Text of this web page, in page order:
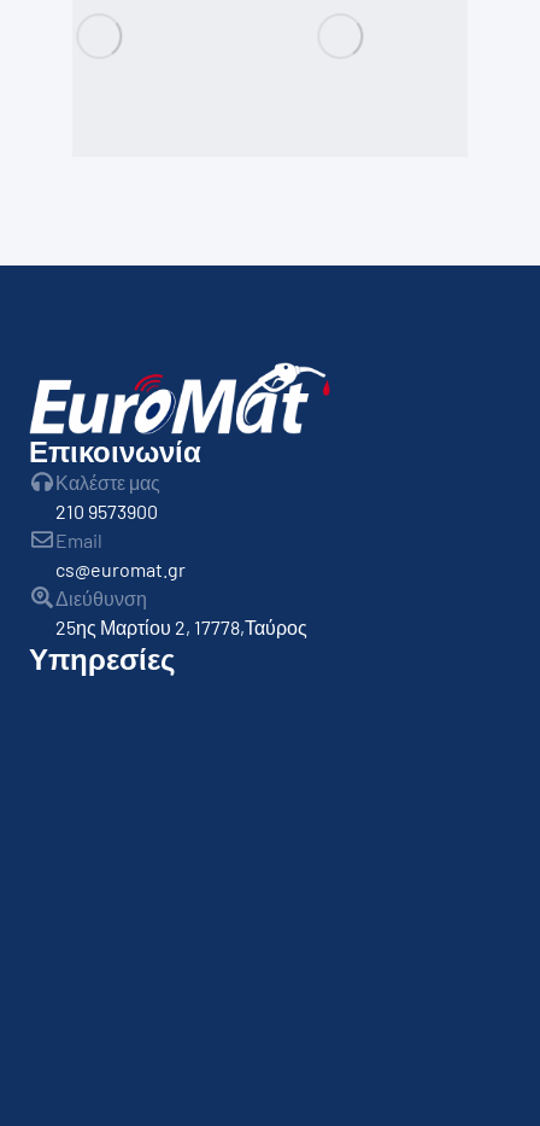
Επικοινωνία
Καλέστε μας
210 9573900
Email
cs@euromat.gr
Διεύθυνση
25ης Μαρτίου 2, 17778,Ταύρος
Υπηρεσίες